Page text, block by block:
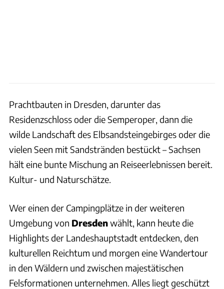
Prachtbauten in Dresden, darunter das
Residenzschloss oder die Semperoper, dann die
wilde Landschaft des Elbsandsteingebirges oder die
vielen Seen mit Sandstränden bestückt – Sachsen
hält eine bunte Mischung an Reiseerlebnissen bereit.
Kultur- und Naturschätze.
Wer einen der Campingplätze in der weiteren
Umgebung von Dresdenwählt, kann heute die
Highlights der Landeshauptstadt entdecken, den
kulturellen Reichtum und morgen eine Wandertour
in den Wäldern und zwischen majestätischen
Felsformationen unternehmen. Alles liegt geschützt